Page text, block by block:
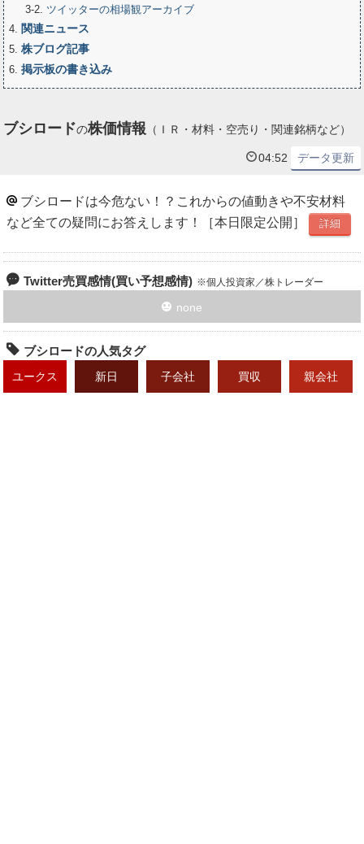
3-2 ツイッターの相場観アーカイブ
4
関連ニュース
5 株ブログ記事
6 掲示板の書き込み
ブシロードの株価情報 （ＩＲ・材料・空売り・関連銘柄など）
04:52 データ更新
ブシロードは今危ない！？これからの値動きや不安材料
など全ての疑問にお答えします！［本日限定公開］
詳細
Twitter売買感情(買い予想感情) 個人投資家／株トレーダー
none
ブシロードの人気タグ
ユークス 新日 子会社 買収 親会社